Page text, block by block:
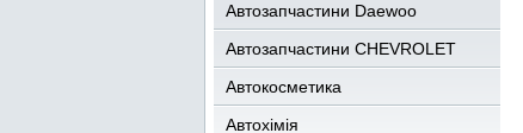
Автозапчастини Daewoo
Автозапчастини CHEVROLET
Автокосметика
Автохімія